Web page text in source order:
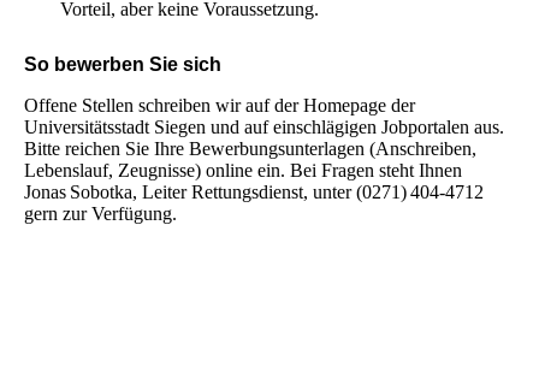
Vorteil, aber keine Voraussetzung.
So bewerben Sie sich
Offene Stellen schreiben wir auf der Homepage der
Universitätsstadt Siegen und auf einschlägigen Jobportalen aus.
Bitte reichen Sie Ihre Bewerbungsunterlagen (Anschreiben,
Lebenslauf, Zeugnisse) online ein. Bei Fragen steht Ihnen
Jonas Sobotka, Leiter Rettungsdienst, unter (0271) 404‑4712
gern zur Verfügung.